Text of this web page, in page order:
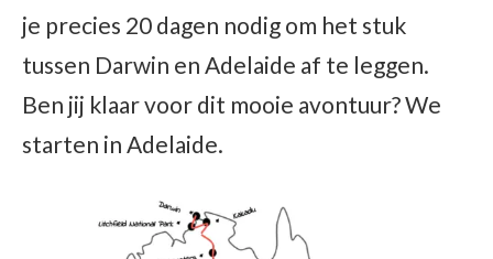
je precies 20 dagen nodig om het stuk
tussen Darwin en Adelaide af te leggen.
Ben jij klaar voor dit mooie avontuur? We
starten in Adelaide.